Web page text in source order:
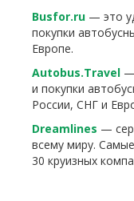
Busfor.ru — это
покупки
Европе.
Autobus.Travel —
и покупки
России, СНГ и
Dreamlines —
всему миру.
30 круизных